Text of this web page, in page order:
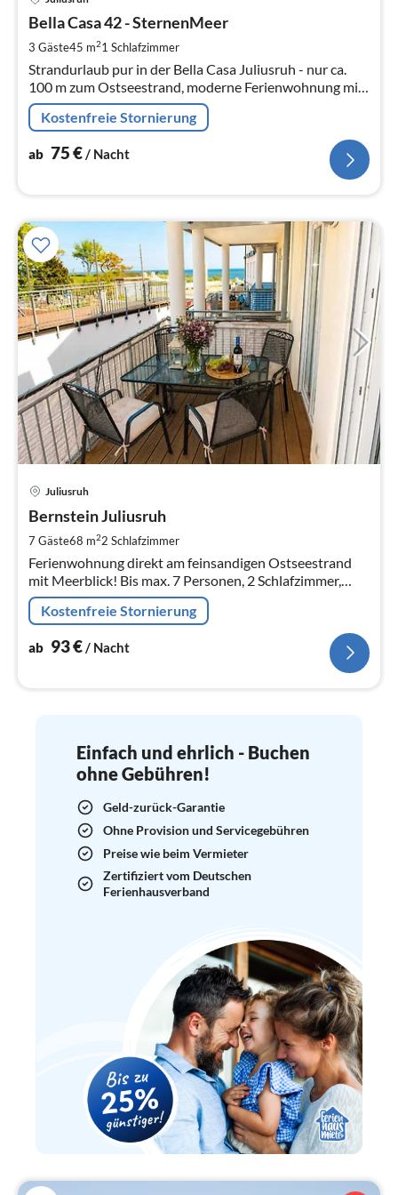
Bella Casa 42 - SternenMeer
3 Gäste45 m21 Schlafzimmer
Strandurlaub pur in der Bella Casa Juliusruh - nur ca.
100 m zum Ostseestrand, moderne Ferienwohnung mit
gehobener Ausstattung und Südbalkon, WLAN,
Haustiere willkommen
Kostenfreie Stornierung
ab 75€/ Nacht
Juliusruh
Bernstein Juliusruh
7 Gäste68 m22 Schlafzimmer
Ferienwohnung direkt am feinsandigen Ostseestrand
mit Meerblick! Bis max. 7 Personen, 2 Schlafzimmer,
direkter Strandzugang
Kostenfreie Stornierung
ab 93€/ Nacht
Einfach und ehrlich - Buchen
ohne Gebühren!
Geld-zurück-Garantie
Ohne Provision und Servicegebühren
Preise wie beim Vermieter
Zertifiziert vom Deutschen
Ferienhausverband